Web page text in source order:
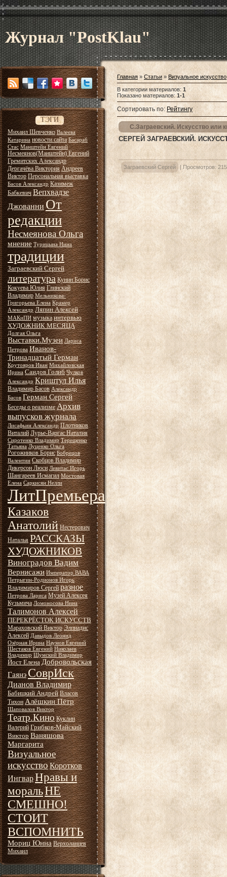
Журнал "PostKlau"
ТЭГИ
Михаил Шевченко Валеева
Катарина новости сайта Басараб
Стас Манштейн Евгений
Несмеянов(Манштейн) Евгений
Гремитских Александр
Дергачёва Виктория Андреев
Виктор Персональная выставка
Басов Александр Казимеж
Бабкевич Вепхвадзе
Джованни От
редакции
Несмеянова Ольга
мнение Турицына Нина
традиции
Заграевский Сергей
литература Кунин Борис
Кокуева Юлия Глинский
Владимир Мельникова-
Григорьева Елена Крамер
Александр Ляпин Алексей
МАКиПИ музыка интервью
ХУДОЖНИК МЕСЯЦА
Долгая Ольга
Выставки.Музеи Лариса
Петрова Иванов-
Тринадцатый Герман
Крутояров Иван Михайловская
Ирина Саидов Голиб Чулков
Александр Криштул Илья
Владимир Басов Александр
Басов Герман Сергей
Беседы о реализме Архив
выпусков журнала
Лисафьин Александр Плотников
Виталий Лурье-Варгас Наталия
Сиротенко Владимир Терещенко
Татьяна Луценко Ольга
Рогожников Борис Бобрецов
Валентин Скобцов Владимир
Дикерсон Люси Левитас Игорь
Шангареев Исмагил Мостовая
Елена Саркисян Нелли
ЛитПремьера
Казаков
Анатолий Нестерович
Наталья РАССКАЗЫ
ХУДОЖНИКОВ
Виноградов Вадим
Вернисажи Император ВАВА
Петрыгин-Родионов Игорь
Владимиров Сергей разное
Петрова Лариса Музей Алексея
Кузьмича Ломоносова Нина
Талимонов Алексей
ПЕРЕКРЁСТОК ИСКУССТВ
Мараховский Виктор Элпиадис
Алексей Давыдов Леонид
Озёрная Ирина Наумов Евгений
Шестаков Евгений Николаев
Владимир Шумский Владимир
Йост Елена Добровольская
Гаянэ СоврИск
Дианов Владимир
Бабицкий Андрей Власов
Тихон Алёшкин Пётр
Шаповалов Виктор
Театр.Кино Куклин
Валерий Грибков-Майский
Виктор Ваняшова
Маргарита
Визуальное
искусствоКоротков
ИнгварНравы и
моральНЕ
СМЕШНО!
СТОИТ
ВСПОМНИТЬ
Мориц Юнна Верхоланцев
Михаил
Главная » Статьи » Визуальное искусство
В категории материалов: 1
Показано материалов:1-1
Сортировать по: Рейтингу
С.Заграевский. Искусство или
СЕРГЕЙ ЗАГРАЕВСКИЙ.
Заграевский Сергей | Просмотров: